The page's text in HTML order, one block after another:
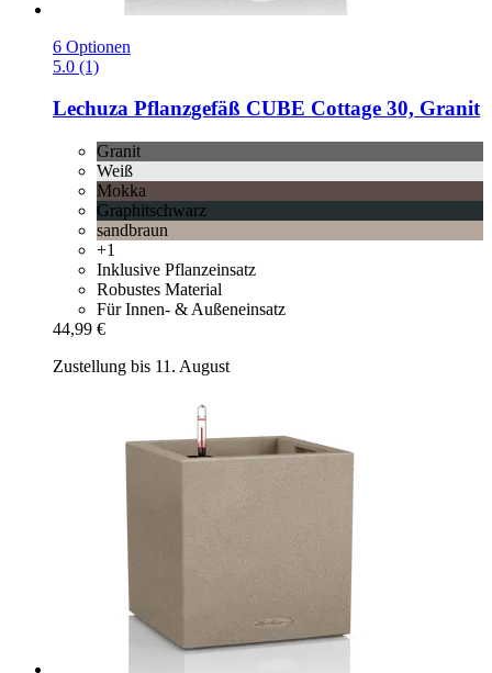
6 Optionen
5.0 (1)
Lechuza Pflanzgefäß CUBE Cottage 30, Granit
Granit
Weiß
Mokka
Graphitschwarz
sandbraun
+1
Inklusive Pflanzeinsatz
Robustes Material
Für Innen- & Außeneinsatz
44,99 €
Zustellung bis 11. August